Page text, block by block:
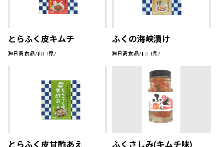
とらふく皮キムチ
㈱日高食品/山口県/
ふくの海峡漬け
㈱日高食品/山口県/
とらふく皮甘酢あえ ふくさしみ(キムチ味)